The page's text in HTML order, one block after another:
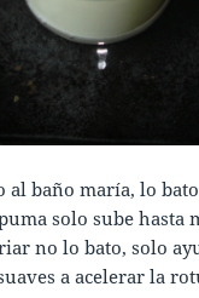
al baño maría, lo
solo sube hasta
no lo bato, solo
a acelerar la